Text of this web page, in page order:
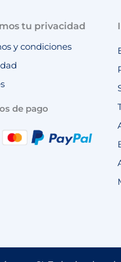
tu privacidad
y condiciones
de pago